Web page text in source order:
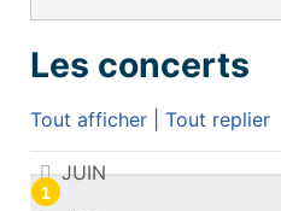
Les concerts
Tout afficher
Tout replier
Les concerts
JUIN
1